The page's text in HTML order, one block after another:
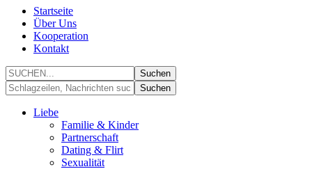
Startseite
Über Uns
Kooperation
Kontakt
Liebe
Familie & Kinder
Partnerschaft
Dating & Flirt
Sexualität